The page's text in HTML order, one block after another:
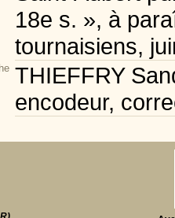
18e s. », à
tournaisiens,
THIEFFRY
encodeur,